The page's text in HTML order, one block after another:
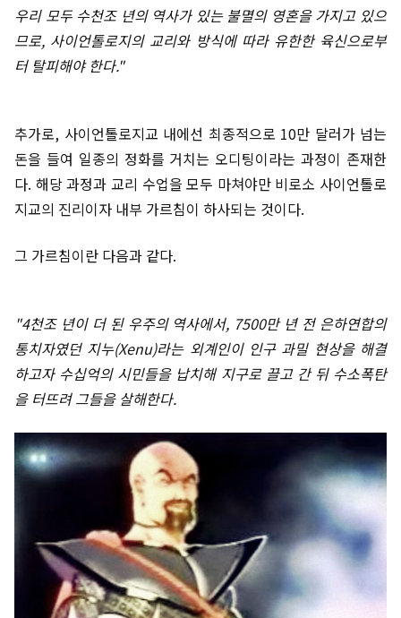
우리 모두 수천조 년의 역사가 있는 불멸의 영혼을 가지고 있으
므로, 사이언톨로지의 교리와 방식에 따라 유한한 육신으로부
터 탈피해야 한다."
추가로, 사이언톨로지교 내에선 최종적으로 10만 달러가 넘는
돈을 들여 일종의 정화를 거치는 오디팅이라는 과정이 존재한
다. 해당 과정과 교리 수업을 모두 마쳐야만 비로소 사이언톨로
지교의 진리이자 내부 가르침이 하사되는 것이다.
그 가르침이란 다음과 같다.
"4천조 년이 더 된 우주의 역사에서, 7500만 년 전 은하연합의
통치자였던 지누(Xenu)라는 외계인이 인구 과밀 현상을 해결
하고자 수십억의 시민들을 납치해 지구로 끌고 간 뒤 수소폭탄
을 터뜨려 그들을 살해한다.